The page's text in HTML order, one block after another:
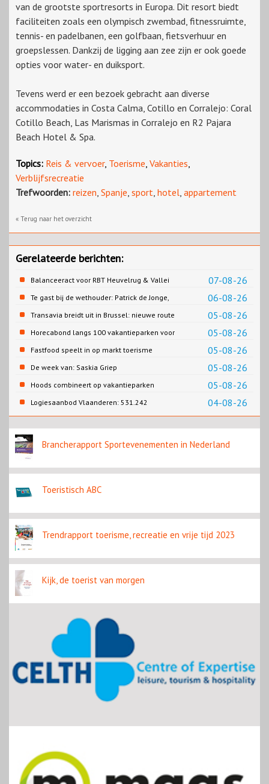
van de grootste sportresorts in Europa. Dit resort biedt
faciliteiten zoals een olympisch zwembad, fitnessruimte,
tennis- en padelbanen, een golfbaan, fietsverhuur en
groepslessen. Dankzij de ligging aan zee zijn er ook goede
opties voor water- en duiksport.
Tevens werd er een bezoek gebracht aan diverse
accommodaties in Costa Calma, Cotillo en Corralejo: Coral
Cotillo Beach, Las Marismas in Corralejo en R2 Pajara
Beach Hotel & Spa.
Topics: Reis & vervoer, Toerisme, Vakanties,
Verblijfsrecreatie
Trefwoorden: reizen, Spanje, sport, hotel, appartement
« Terug naar het overzicht
Gerelateerde berichten:
07-08-26
Balanceeract voor RBT Heuvelrug & Vallei
06-08-26
Te gast bij de wethouder: Patrick de Jonge,
Gemeente Emmen
05-08-26
Transavia breidt uit in Brussel: nieuwe route
naar Porto
05-08-26
Horecabond langs 100 vakantieparken voor
Cao-recreatie
05-08-26
Fastfood speelt in op markt toerisme
05-08-26
De week van: Saskia Griep
05-08-26
Hoods combineert op vakantieparken
recreatie en wonen
04-08-26
Logiesaanbod Vlaanderen: 531.242
slaapplaatsen
Brancherapport Sportevenementen in Nederland
Toeristisch ABC
Trendrapport toerisme, recreatie en vrije tijd 2023
Kijk, de toerist van morgen